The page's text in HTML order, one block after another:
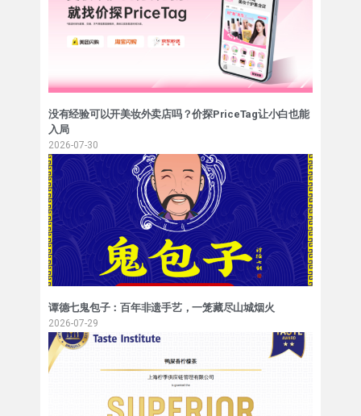
没有经验可以开美妆外卖店吗？价探PriceTag让小白也能
入局
2026-07-30
谭德七鬼包子：百年非遗手艺，一笼藏尽山城烟火
2026-07-29